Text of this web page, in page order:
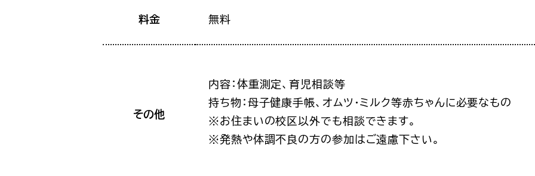
料金 無料
その他
内容：体重測定、育児相談等
持ち物：母子健康手帳、オムツ・ミルク等赤ちゃんに必要なもの
※お住まいの校区以外でも相談できます。
※発熱や体調不良の方の参加はご遠慮下さい。